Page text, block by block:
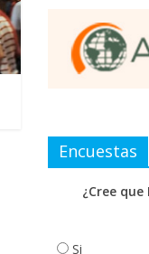
Encuestas
¿Cree
Si